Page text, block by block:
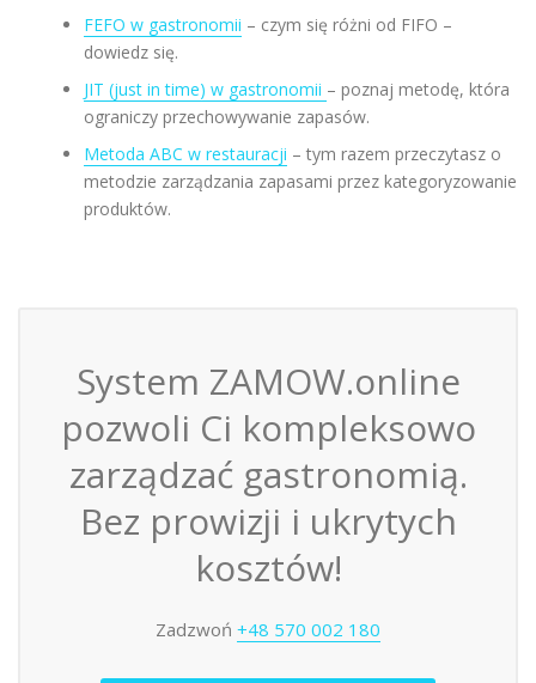
FEFO w gastronomii – czym się różni od FIFO –
dowiedz się.
JIT (just in time) w gastronomii – poznaj metodę, która
ograniczy przechowywanie zapasów.
Metoda ABC w restauracji – tym razem przeczytasz o
metodzie zarządzania zapasami przez kategoryzowanie
produktów.
System ZAMOW.online
pozwoli Ci kompleksowo
zarządzać gastronomią.
Bez prowizji i ukrytych
kosztów!
Zadzwoń +48 570 002 180